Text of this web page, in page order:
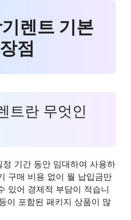
렌트 기본
점
트란 무엇인
기간 동안 임대하여 사용하
구매 비용 없이 월 납입금만
있어 경제적 부담이 적습니
이 포함된 패키지 상품이 많